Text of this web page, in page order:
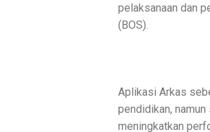
pelaksanaan dan
(BOS).
Aplikasi Arkas
pendidikan,
meningkatkan